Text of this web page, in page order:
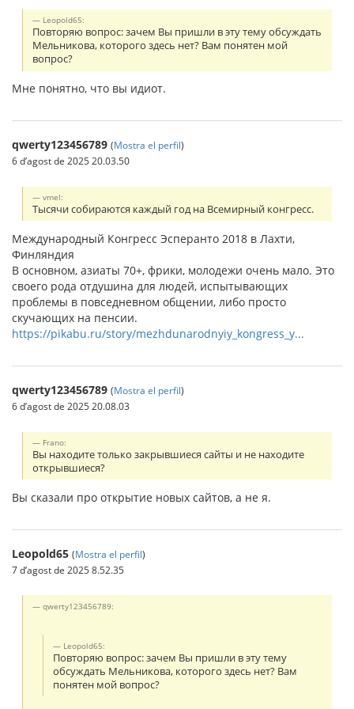
Leopold65:
Повторяю вопрос: зачем Вы пришли в эту тему обсуждать
Мельникова, которого здесь нет? Вам понятен мой
вопрос?
Мне понятно, что вы идиот.
qwerty123456789 (Mostra el perfil)
6 d’agost de 2025 20.03.50
vmel:
Тысячи собираются каждый год на Всемирный конгресс.
Международный Конгресс Эсперанто 2018 в Лахти,
Финляндия
В основном, азиаты 70+, фрики, молодежи очень мало. Это
своего рода отдушина для людей, испытывающих
проблемы в повседневном общении, либо просто
скучающих на пенсии.
https://pikabu.ru/story/mezhdunarodnyiy_kongress_y...
qwerty123456789 (Mostra el perfil)
6 d’agost de 2025 20.08.03
Frano:
Вы находите только закрывшиеся сайты и не находите
открывшиеся?
Вы сказали про открытие новых сайтов, а не я.
Leopold65 (Mostra el perfil)
7 d’agost de 2025 8.52.35
qwerty123456789:
Leopold65:
Повторяю вопрос: зачем Вы пришли в эту тему
обсуждать Мельникова, которого здесь нет? Вам
понятен мой вопрос?